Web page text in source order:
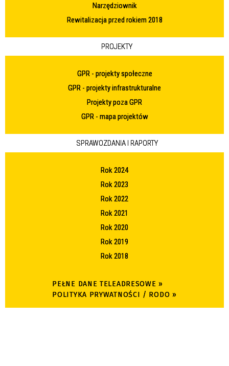
Narzędziownik
Rewitalizacja przed rokiem 2018
PROJEKTY
GPR - projekty społeczne
GPR - projekty infrastrukturalne
Projekty poza GPR
GPR - mapa projektów
SPRAWOZDANIA I RAPORTY
Rok 2024
Rok 2023
Rok 2022
Rok 2021
Rok 2020
Rok 2019
Rok 2018
PEŁNE DANE TELEADRESOWE »
POLITYKA PRYWATNOŚCI / RODO »